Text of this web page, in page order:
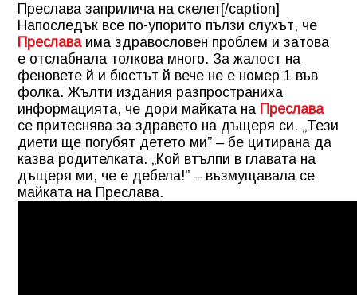
Преслава заприлича на скелет[/caption]
Напоследък все по-упорито пълзи слухът, че
Преслава има здравословен проблем и затова
е отслабнала толкова много. За жалост на
феновете й и бюстът й вече не е номер 1 във
фолка. Жълти издания разпространиха
информацията, че дори майката на Преслава
се притеснява за здравето на дъщеря си. „Тези
диети ще погубят детето ми” – бе цитирана да
казва родителката. „Кой втълпи в главата на
дъщеря ми, че е дебела!” – възмущавала се
майката на Преслава.